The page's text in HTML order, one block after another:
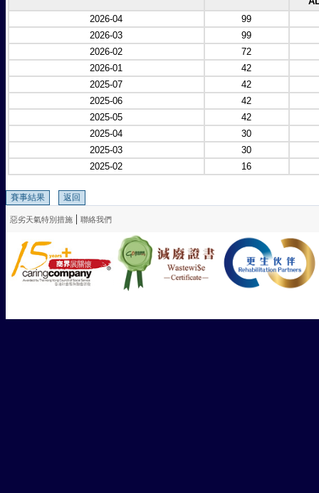
2026-04
99
2026-03
99
2026-02
72
2026-01
42
2025-07
42
2025-06
42
2025-05
42
2025-04
30
2025-03
30
2025-02
16